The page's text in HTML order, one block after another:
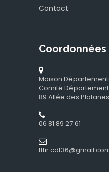
Championnat
CHATEAUROUX (36)
DU 08 AU 13 FÉVRIER 2027
Championnat de France 10/
Contact
Coordonnées
Maison
Comité
89 Allée des Platanes
06 81 89 27 61